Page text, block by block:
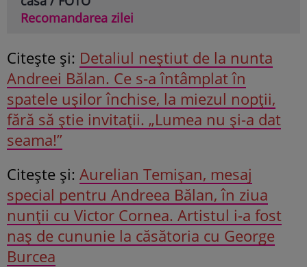
Recomandarea zilei
Citeşte şi: Detaliul neștiut de la nunta
Andreei Bălan. Ce s-a întâmplat în
spatele ușilor închise, la miezul nopții,
fără să știe invitații. „Lumea nu și-a dat
seama!”
Citeşte şi: Aurelian Temișan, mesaj
special pentru Andreea Bălan, în ziua
nunții cu Victor Cornea. Artistul i-a fost
naș de cununie la căsătoria cu George
Burcea